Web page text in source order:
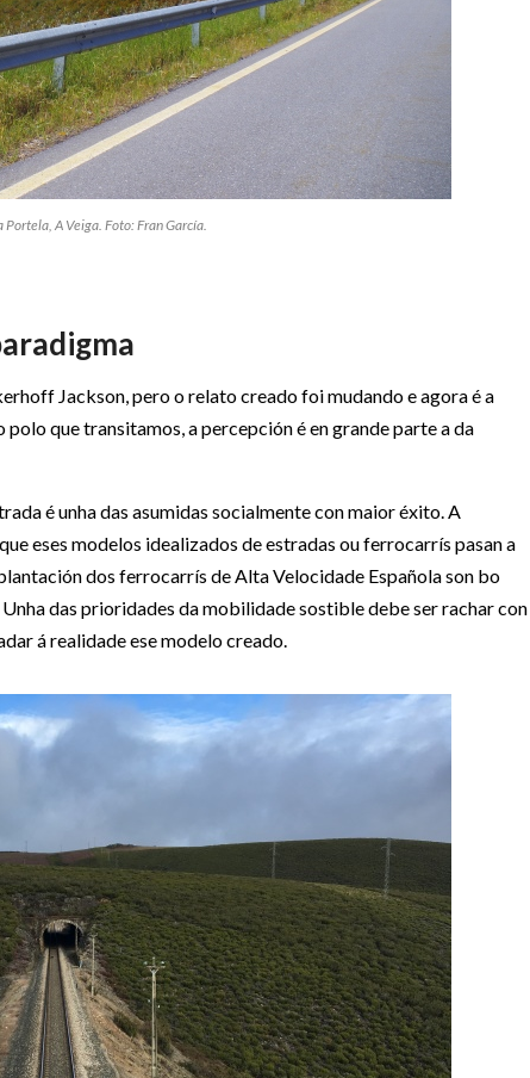
A Veiga. Foto: Fran García.
Jackson, pero o relato creado foi mudando e agora é a
que transitamos, a percepción é en grande parte a da
é unha das asumidas socialmente con maior éxito. A
eses modelos idealizados de estradas ou ferrocarrís pasan a
dos ferrocarrís de Alta Velocidade Española son bo
das prioridades da mobilidade sostible debe ser rachar con
á realidade ese modelo creado.